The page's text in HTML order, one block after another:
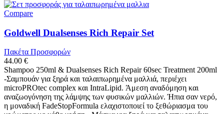
Compare
Goldwell Dualsenses Rich Repair Set
Πακέτα Προσφορών
44.00 €
Shampoo 250ml & Dualsenses Rich Repair 60sec Treatment 200ml
-Σαμπουάν για ξηρά και ταλαιπωρημένα μαλλιά, περιέχει
microPROtec complex και IntraLipid. Άμεση αναδόμηση και
αναζωογόνηση της λάμψης των φυσικών μαλλιών. Ήπια σαν νερό,
η μοναδική FadeStopFormula ελαχιστοποιεί το ξεθώριασμα του